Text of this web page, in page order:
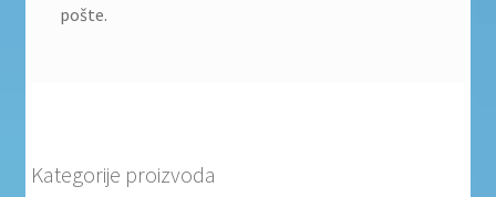
pošte.
Kategorije proizvoda